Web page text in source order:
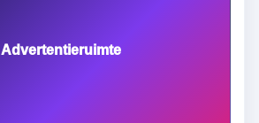
Advertentieruimte